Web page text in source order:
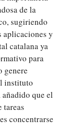
de la
sugiriendo
aplicaciones y
catalana ya
para
genere
instituto
que el
concentrarse